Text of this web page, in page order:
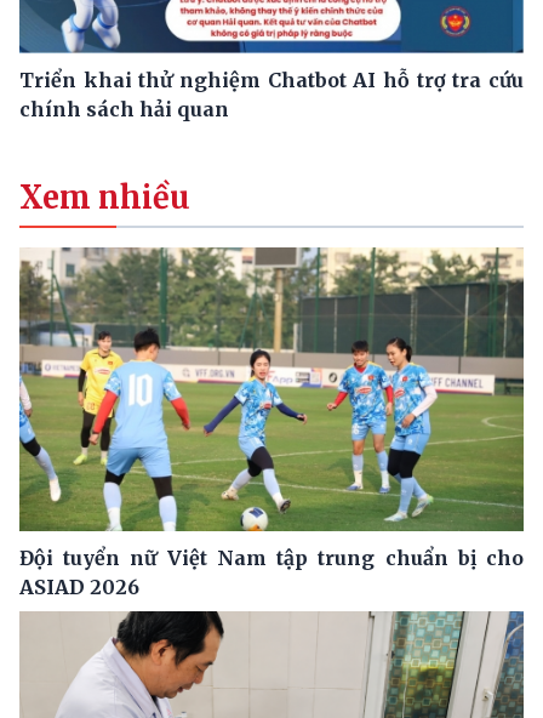
Triển khai thử nghiệm Chatbot AI hỗ trợ tra cứu
chính sách hải quan
Xem nhiều
Đội tuyển nữ Việt Nam tập trung chuẩn bị cho
ASIAD 2026